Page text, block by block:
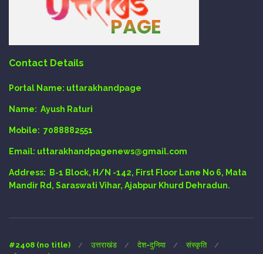
Contact Details
Portal Name: uttarakhandpage
Name: Ayush Raturi
Mobile: 7088882551
Email: uttarakhandpagenews@gmail.com
Address:
B-1 Block, H/N -142, First Floor Lane No 6, Mata
Mandir Rd, Saraswati Vihar, Ajabpur Khurd Dehradun.
#2408 (no title) उत्तराखंड देश-दुनिया
संस्कृति